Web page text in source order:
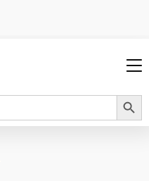
Search Button